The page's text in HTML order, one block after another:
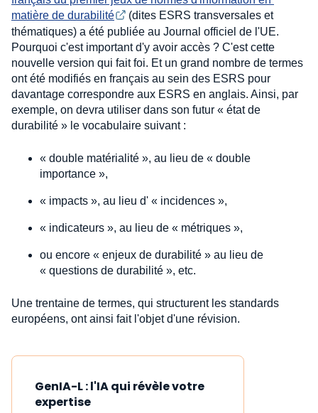
matière de durabilité
(dites ESRS transversales et
thématiques) a été publiée au Journal officiel de l'UE.
Pourquoi c'est important d'y avoir accès ? C'est cette
nouvelle version qui fait foi. Et un grand nombre de termes
ont été modifiés en français au sein des ESRS pour
davantage correspondre aux ESRS en anglais. Ainsi, par
exemple, on devra utiliser dans son futur « état de
durabilité » le vocabulaire suivant :
« double matérialité », au lieu de « double
importance »,
« impacts », au lieu d' « incidences »,
« indicateurs », au lieu de « métriques »,
ou encore « enjeux de durabilité » au lieu de
« questions de durabilité », etc.
Une trentaine de termes, qui structurent les standards
européens, ont ainsi fait l'objet d'une révision.
GenIA-L : l'IA qui révèle votre
expertise